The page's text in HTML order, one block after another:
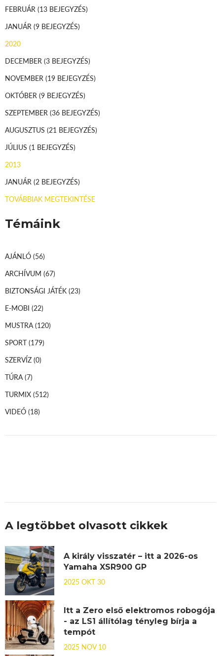
FEBRUÁR (13 BEJEGYZÉS)
JANUÁR (9 BEJEGYZÉS)
2020
DECEMBER (3 BEJEGYZÉS)
NOVEMBER (19 BEJEGYZÉS)
OKTÓBER (9 BEJEGYZÉS)
SZEPTEMBER (36 BEJEGYZÉS)
AUGUSZTUS (21 BEJEGYZÉS)
JÚLIUS (1 BEJEGYZÉS)
2013
JANUÁR (2 BEJEGYZÉS)
TOVÁBBIAK MEGTEKINTÉSE
Témáink
AJÁNLÓ (56)
ARCHÍVUM (67)
BIZTONSÁGI JÁTÉK (23)
E-MOBI (22)
MUSTRA (120)
SPORT (179)
SZERVÍZ (0)
TÚRA (7)
TURMIX (512)
VIDEÓ (18)
A legtöbbet olvasott cikkek
A király visszatér – itt a 2026-os
Yamaha XSR900 GP
2025 OKT 30
Itt a Zero első elektromos robogója
- az LS1 állítólag tényleg bírja a
tempót
2025 NOV 10